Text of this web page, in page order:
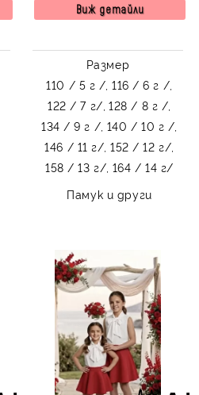
ръкав с панделка
Виж детайли
Размер
110 / 5 г /, 116 / 6 г /,
122 / 7 г/, 128 / 8 г /,
134 / 9 г /, 140 / 10 г /,
146 / 11 г/, 152 / 12 г/,
158 / 13 г/, 164 / 14 г/
Памук и други